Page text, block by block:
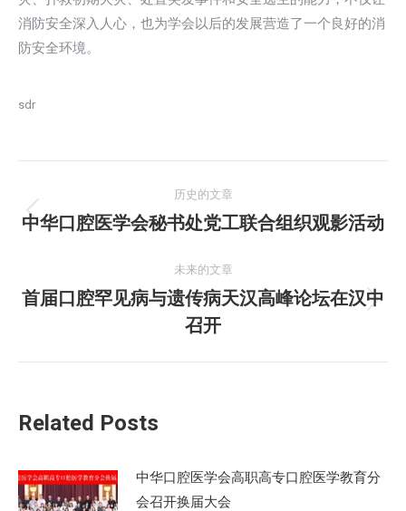
消防安全深入人心，也为学会以后的发展营造了一个良好的消
防安全环境。
sdr
章
航
历史的文章
历
的
文
章：
中华口腔医学会秘书处党工联合组织观影活动
未来的文章
未
来
的
首届口腔罕见病与遗传病天汉高峰论坛在汉中
召开
Related Posts
中华口腔医学会高职高专口腔医学教育分
会召开换届大会